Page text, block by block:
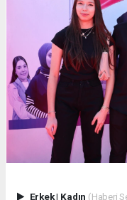
Erkek| Kadın (Haberi